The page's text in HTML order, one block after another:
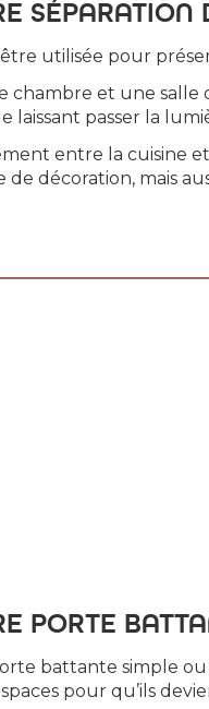
SÉPARATION
utilisée pour
chambre et une salle
laissant passer la
entre la cuisine
décoration, mais
PORTE
battante simple
pour qu’ils